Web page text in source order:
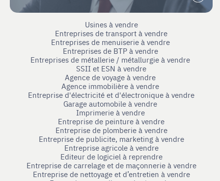
Usines à vendre
Entreprises de transport à vendre
Entreprises de menuiserie à vendre
Entreprises de BTP à vendre
Entreprises de métallerie / métallurgie à vendre
SSII et ESN à vendre
Agence de voyage à vendre
Agence immobilière à vendre
Entreprise d'électricité et d'électronique à vendre
Garage automobile à vendre
Imprimerie à vendre
Entreprise de peinture à vendre
Entreprise de plomberie à vendre
Entreprise de publicite, marketing à vendre
Entreprise agricole à vendre
Editeur de logiciel à reprendre
Entreprise de carrelage et de maçonnerie à vendre
Entreprise de nettoyage et d’entretien à vendre